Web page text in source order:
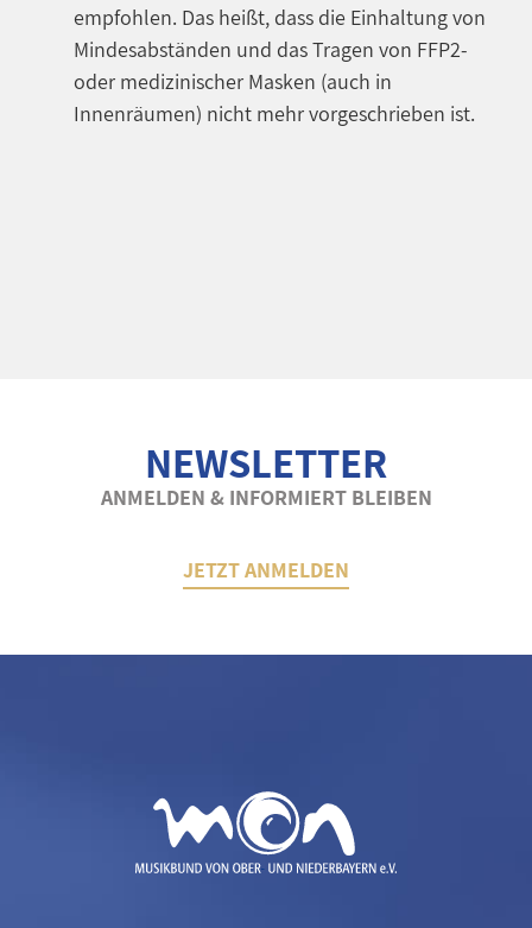
empfohlen. Das heißt, dass die Einhaltung von
Mindesabständen und das Tragen von FFP2-
oder medizinischer Masken (auch in
Innenräumen) nicht mehr vorgeschrieben ist.
NEWSLETTER
ANMELDEN & INFORMIERT BLEIBEN
JETZT ANMELDEN